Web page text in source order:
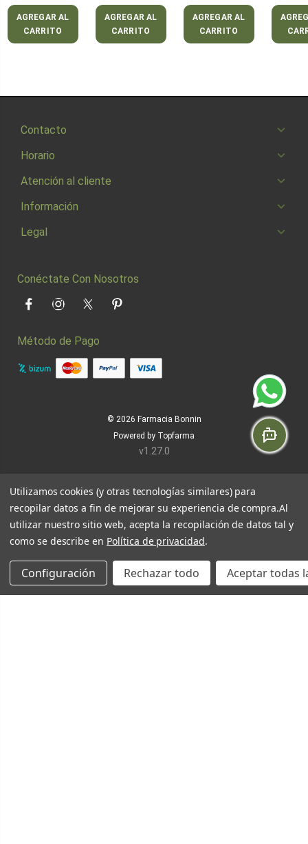
AGREGAR AL
CARRITO
AGREGAR AL
CARRITO
AGREGAR AL
CARRITO
Contacto
Horario
Atención al cliente
Información
Legal
Conéctate Con Nosotros
FacebookInstagramTwitter Pinterest
Método de Pago
© 2026 Farmacia Bonnin
Powered by Topfarma
v1.27.0
Utilizamos cookies (y otras tecnologías similares) para
recopilar datos a fin de mejorar su experiencia de compra.Al
utilizar nuestro sitio web, acepta la recopilación de datos tal y
como se describe en Política de privacidad.
Configuración Rechazar todo Aceptar todas